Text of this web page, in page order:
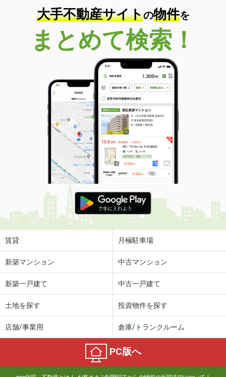
大手不動産サイトの物件を
まとめて検索！
賃貸 月極駐車場
新築マンション 中古マンション
新築一戸建て 中古一戸建て
土地を探す 投資物件を探す
店舗/事業用 倉庫/トランクルーム
PC版へ